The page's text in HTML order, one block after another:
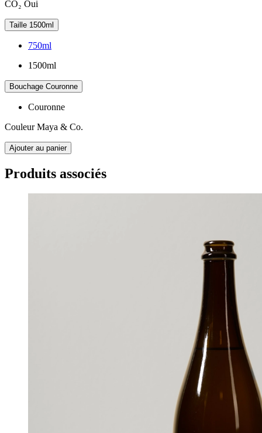
CO₂ Oui
Taille 1500ml
750ml
1500ml
Bouchage Couronne
Couronne
CouleurMaya & Co.
Ajouter au panier
Produits associés